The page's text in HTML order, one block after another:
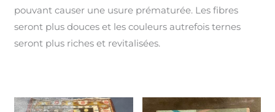
pouvant causer une usure prématurée. Les fibres
seront plus douces et les couleurs autrefois ternes
seront plus riches et revitalisées.